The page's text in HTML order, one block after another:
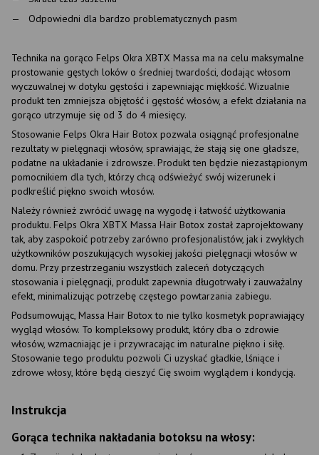
Odpowiedni dla bardzo problematycznych pasm
Technika na gorąco Felps Okra XBTX Massa ma na celu maksymalne
prostowanie gęstych loków o średniej twardości, dodając włosom
wyczuwalnej w dotyku gęstości i zapewniając miękkość. Wizualnie
produkt ten zmniejsza objętość i gęstość włosów, a efekt działania na
gorąco utrzymuje się od 3 do 4 miesięcy.
Stosowanie Felps Okra Hair Botox pozwala osiągnąć profesjonalne
rezultaty w pielęgnacji włosów, sprawiając, że stają się one gładsze,
podatne na układanie i zdrowsze. Produkt ten będzie niezastąpionym
pomocnikiem dla tych, którzy chcą odświeżyć swój wizerunek i
podkreślić piękno swoich włosów.
Należy również zwrócić uwagę na wygodę i łatwość użytkowania
produktu. Felps Okra XBTX Massa Hair Botox został zaprojektowany
tak, aby zaspokoić potrzeby zarówno profesjonalistów, jak i zwykłych
użytkowników poszukujących wysokiej jakości pielęgnacji włosów w
domu. Przy przestrzeganiu wszystkich zaleceń dotyczących
stosowania i pielęgnacji, produkt zapewnia długotrwały i zauważalny
efekt, minimalizując potrzebę częstego powtarzania zabiegu.
Podsumowując, Massa Hair Botox to nie tylko kosmetyk poprawiający
wygląd włosów. To kompleksowy produkt, który dba o zdrowie
włosów, wzmacniając je i przywracając im naturalne piękno i siłę.
Stosowanie tego produktu pozwoli Ci uzyskać gładkie, lśniące i
zdrowe włosy, które będą cieszyć Cię swoim wyglądem i kondycją.
Instrukcja
Gorąca technika nakładania botoksu na włosy: